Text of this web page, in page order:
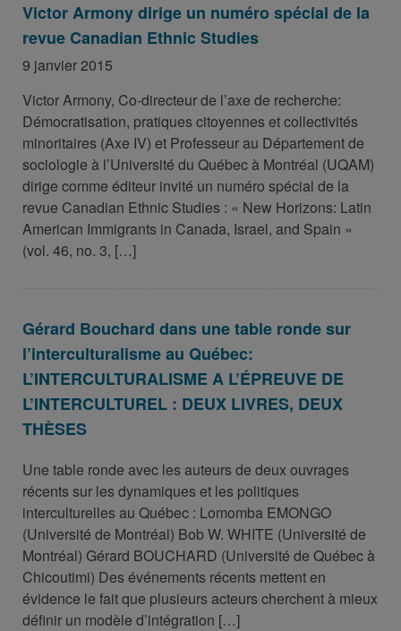
Victor Armony dirige un numéro spécial de la
revue Canadian Ethnic Studies
9 janvier 2015
Victor Armony, Co-directeur de l’axe de recherche:
Démocratisation, pratiques citoyennes et collectivités
minoritaires (Axe IV) et Professeur au Département de
sociologie à l’Université du Québec à Montréal (UQAM)
dirige comme éditeur invité un numéro spécial de la
revue Canadian Ethnic Studies : « New Horizons: Latin
American Immigrants in Canada, Israel, and Spain »
(vol. 46, no. 3, […]
Gérard Bouchard dans une table ronde sur
l’interculturalisme au Québec:
L’INTERCULTURALISME A L’ÉPREUVE DE
L’INTERCULTUREL : DEUX LIVRES, DEUX
THÈSES
Une table ronde avec les auteurs de deux ouvrages
récents sur les dynamiques et les politiques
interculturelles au Québec : Lomomba EMONGO
(Université de Montréal) Bob W. WHITE (Université de
Montréal) Gérard BOUCHARD (Université de Québec à
Chicoutimi) Des événements récents mettent en
évidence le fait que plusieurs acteurs cherchent à mieux
définir un modèle d’intégration […]